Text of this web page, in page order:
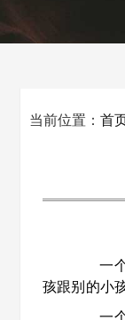
当前位置： 首
一个
孩跟别的小
一个